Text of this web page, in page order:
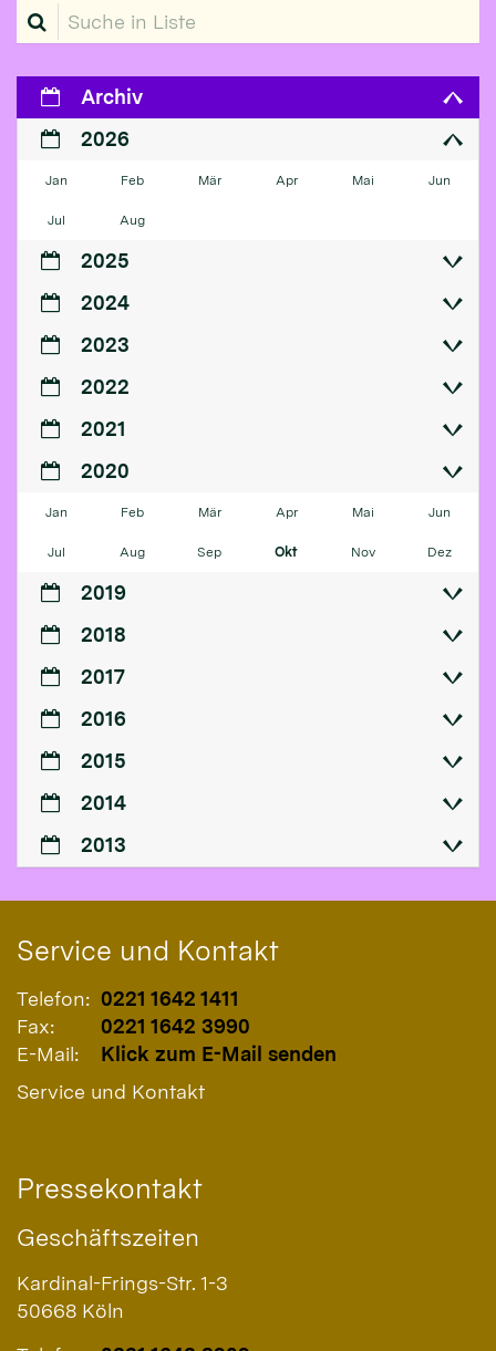
Suche in Liste
Archiv
2026
Jan Feb Mär Apr Mai Jun
Jul Aug
2025
2024
2023
2022
2021
2020
Jan Feb Mär Apr Mai Jun
Jul Aug Sep Okt Nov Dez
2019
2018
2017
2016
2015
2014
2013
Service und Kontakt
Telefon: 0221 1642 1411
Fax:
0221 1642 3990
E-Mail:
Klick zum E-Mail senden
Service und Kontakt
Pressekontakt
Geschäftszeiten
Kardinal-Frings-Str. 1-3
50668 Köln